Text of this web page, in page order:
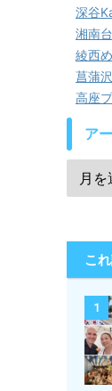
深谷
湘南
綾西
菖蒲
高座
ア
こ
1